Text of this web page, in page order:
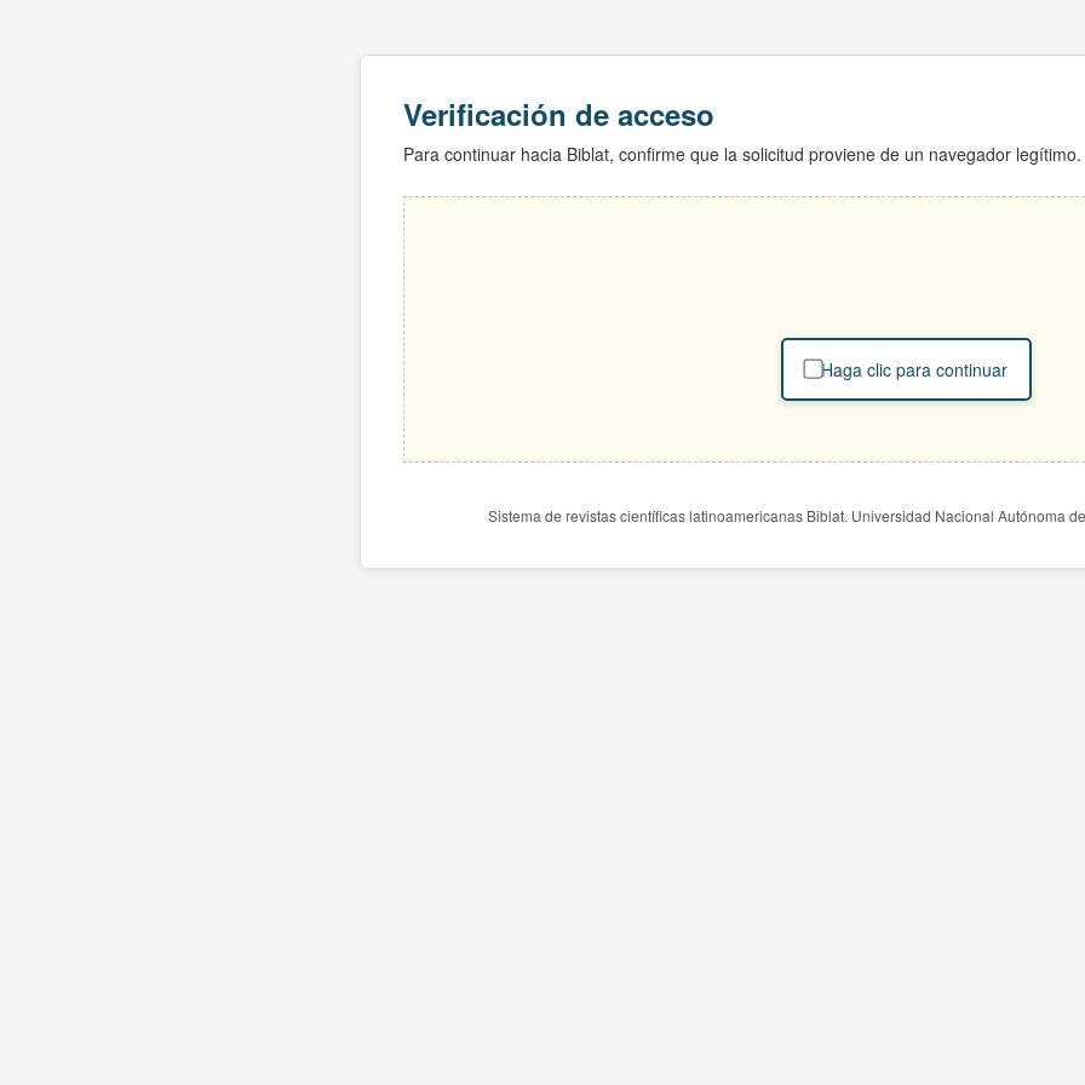
Verificación de acceso
Para continuar hacia Biblat, confirme que la solicitud proviene de un navegador legítimo.
Haga clic para continuar
Sistema de revistas científicas latinoamericanas Biblat. Universidad Nacional Autónoma